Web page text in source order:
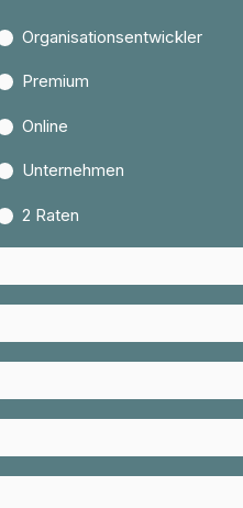
Organisationsentwickler
Premium
Online
Unternehmen
2 Raten